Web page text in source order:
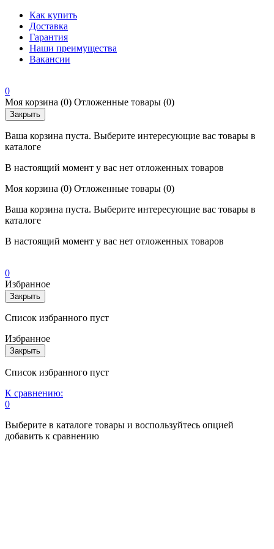
Как купить
Доставка
Гарантия
Наши преимущества
Вакансии
0
Моя корзина (0) Отложенные товары (0)
Закрыть
Ваша корзина пуста. Выберите интересующие вас товары в
каталоге
В настоящий момент у вас нет отложенных товаров
Моя корзина (0) Отложенные товары (0)
Ваша корзина пуста. Выберите интересующие вас товары в
каталоге
В настоящий момент у вас нет отложенных товаров
0
Избранное
Закрыть
Список избранного пуст
Избранное
Закрыть
Список избранного пуст
К сравнению:
0
Выберите в каталоге товары и воспользуйтесь опцией
добавить к сравнению